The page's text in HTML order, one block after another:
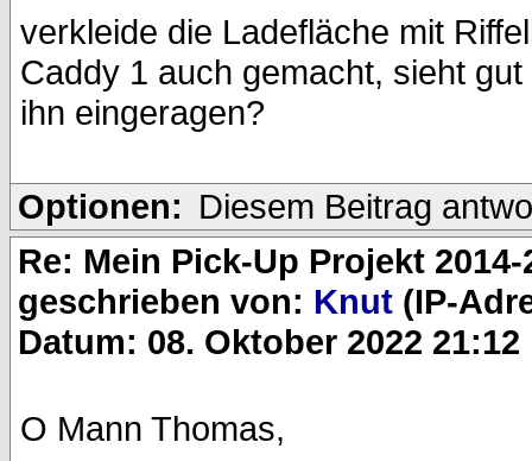
verkleide die Ladefläche mit
Caddy 1 auch gemacht, sieht
ihn eingeragen?
Optionen: Diesem Beitrag
Re: Mein Pick-Up Projekt 2014-
geschrieben von: Knut (IP-
Datum: 08. Oktober 2022 21:12
O Mann Thomas,